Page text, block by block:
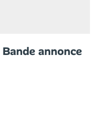
annonce